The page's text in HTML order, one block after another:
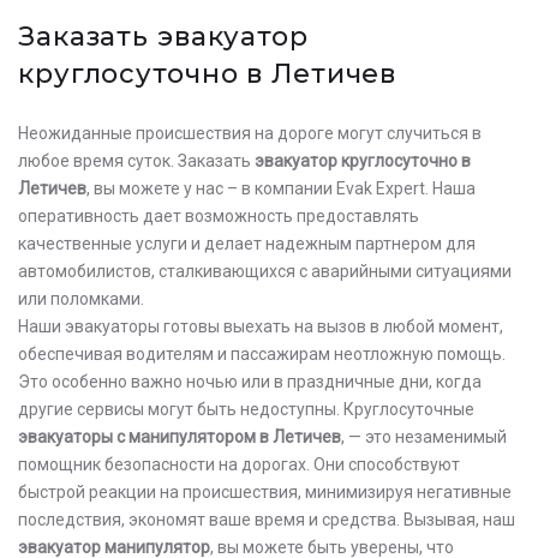
Заказать эвакуатор
круглосуточно в Летичев
Неожиданные происшествия на дороге могут случиться в
любое время суток. Заказать эвакуатор круглосуточно в
Летичев, вы можете у нас – в компании Evak Expert. Наша
оперативность дает возможность предоставлять
качественные услуги и делает надежным партнером для
автомобилистов, сталкивающихся с аварийными ситуациями
или поломками.
Наши эвакуаторы готовы выехать на вызов в любой момент,
обеспечивая водителям и пассажирам неотложную помощь.
Это особенно важно ночью или в праздничные дни, когда
другие сервисы могут быть недоступны. Круглосуточные
эвакуаторы с манипулятором в Летичев, — это незаменимый
помощник безопасности на дорогах. Они способствуют
быстрой реакции на происшествия, минимизируя негативные
последствия, экономят ваше время и средства. Вызывая, наш
эвакуатор манипулятор, вы можете быть уверены, что